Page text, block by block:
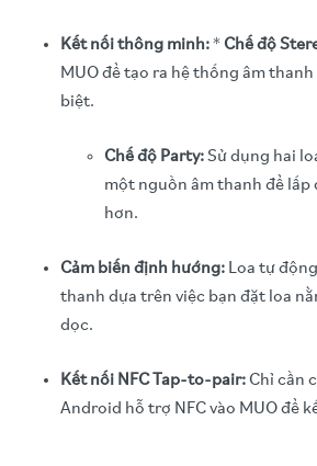
Kết nối thông minh:*Chế độ
MUO để tạo ra hệ thống âm
biệt.
Chế độ Party:Sử dụng hai
một nguồn âm thanh để lấp
hơn.
Cảm biến định hướng: Loa tự
thanh dựa trên việc bạn đặt loa
dọc.
Kết nối NFC Tap-to-pair:Chỉ cần
Android hỗ trợ NFC vào MUO để